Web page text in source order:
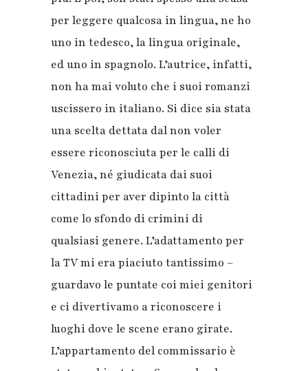
per leggere qualcosa in lingua, ne ho
uno in tedesco, la lingua originale,
ed uno in spagnolo. L’autrice, infatti,
non ha mai voluto che i suoi romanzi
uscissero in italiano. Si dice sia stata
una scelta dettata dal non voler
essere riconosciuta per le calli di
Venezia, né giudicata dai suoi
cittadini per aver dipinto la città
come lo sfondo di crimini di
qualsiasi genere. L’adattamento per
la TV mi era piaciuto tantissimo –
guardavo le puntate coi miei genitori
e ci divertivamo a riconoscere i
luoghi dove le scene erano girate.
L’appartamento del commissario è